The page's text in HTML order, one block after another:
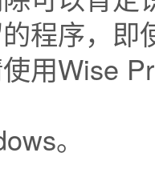
程序，
用Wise
。